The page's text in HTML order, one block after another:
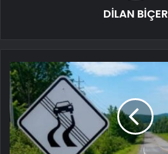
DİLAN BİÇER